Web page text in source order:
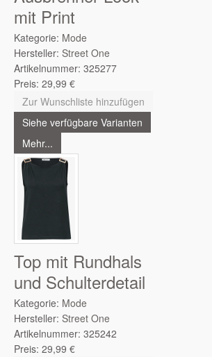
mit Print
Kategorie: Mode
Hersteller: Street One
Artikelnummer: 325277
Preis: 29,99 €
Zur Wunschliste hinzufügen
Siehe verfügbare Varianten
Mehr...
Top mit Rundhals
und Schulterdetail
Kategorie: Mode
Hersteller: Street One
Artikelnummer: 325242
Preis: 29,99 €